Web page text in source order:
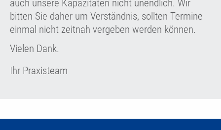
auch unsere Kapazitäten nicht unendlich. Wir
bitten Sie daher um Verständnis, sollten Termine
einmal nicht zeitnah vergeben werden können.
Vielen Dank.
Ihr Praxisteam